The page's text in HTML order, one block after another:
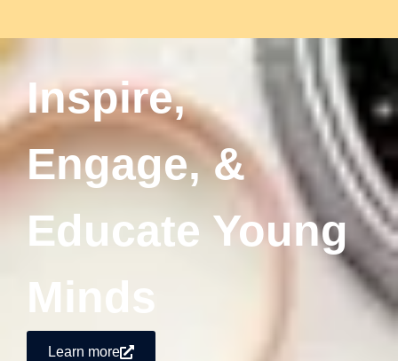
Inspire,
Engage, &
Educate Young
Minds
Learn more